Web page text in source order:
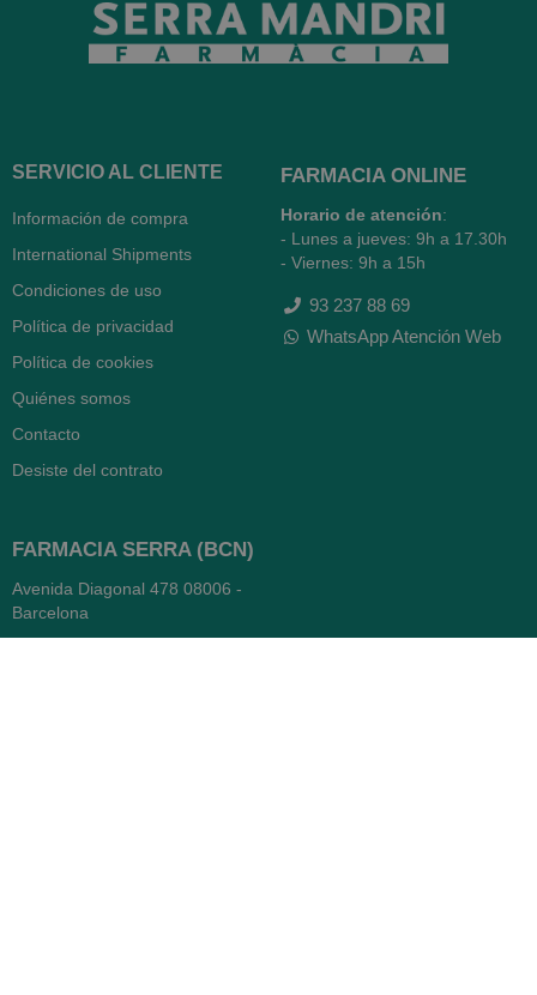
SERVICIO AL CLIENTE
Información de compra
International Shipments
Condiciones de uso
Política de privacidad
Política de cookies
Quiénes somos
Contacto
Desiste del contrato
FARMACIA ONLINE
Horario de atención:
- Lunes a jueves: 9h a 17.30h
- Viernes: 9h a 15h
93 237 88 69
WhatsApp Atención Web
FARMACIA SERRA (BCN)
Avenida Diagonal 478 08006 -
Barcelona